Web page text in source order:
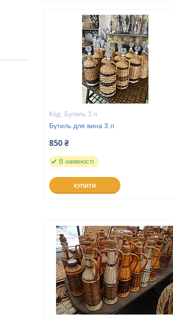
Бутиль 3 л
Бутиль для вина 3 л
850 ₴
В наявності
КУПИТИ